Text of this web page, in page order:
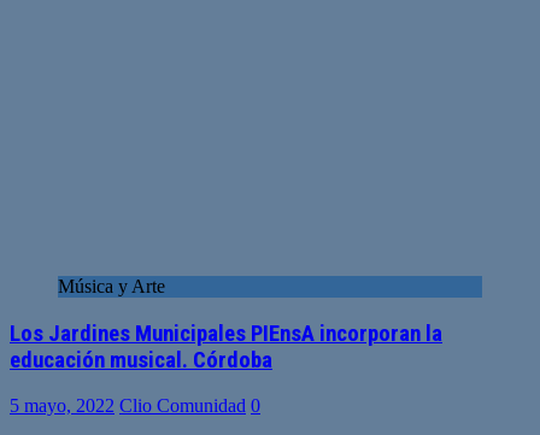
Música y Arte
Los Jardines Municipales PIEnsA incorporan la
educación musical. Córdoba
5 mayo, 2022 Clio Comunidad 0